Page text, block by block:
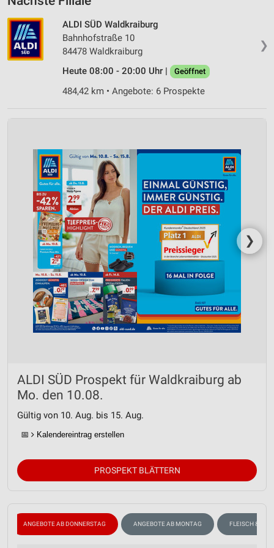
❯
ALDI SÜD Waldkraiburg
Bahnhofstraße 10
84478 Waldkraiburg
Heute 08:00 - 20:00 Uhr |
Geöffnet
484,42 km • Angebote: 6 Prospekte
❯
ALDI SÜD Prospekt für Waldkraiburg ab
Mo. den 10.08.
Gültig von 10. Aug. bis 15. Aug.
📅 Kalendereintrag erstellen
PROSPEKT BLÄTTERN
ANGEBOTE AB DONNERSTAG ANGEBOTE AB MONTAG FLEISCH &